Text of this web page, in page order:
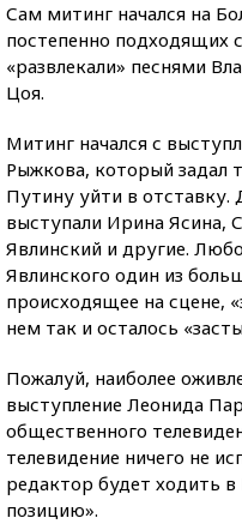
Сам митинг начался на
постепенно подходящих
«развлекали» песнями
Цоя.
Митинг начался с
Рыжкова, который задал
Путину уйти в
выступали Ирина Ясина,
Явлинский и другие.
Явлинского один из
происходящее на сцене,
нем так и осталось
Пожалуй, наиболее
выступление Леонида
общественного
телевидение ничего не
редактор будет ходить
позицию».